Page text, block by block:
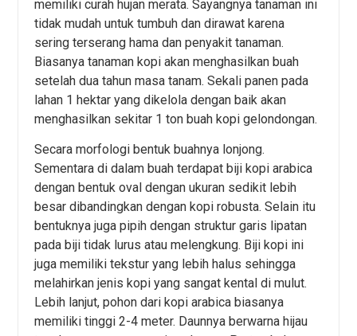
memiliki curah hujan merata. Sayangnya tanaman ini
tidak mudah untuk tumbuh dan dirawat karena
sering terserang hama dan penyakit tanaman.
Biasanya tanaman kopi akan menghasilkan buah
setelah dua tahun masa tanam. Sekali panen pada
lahan 1 hektar yang dikelola dengan baik akan
menghasilkan sekitar 1 ton buah kopi gelondongan.
Secara morfologi bentuk buahnya lonjong.
Sementara di dalam buah terdapat biji kopi arabica
dengan bentuk oval dengan ukuran sedikit lebih
besar dibandingkan dengan kopi robusta. Selain itu
bentuknya juga pipih dengan struktur garis lipatan
pada biji tidak lurus atau melengkung. Biji kopi ini
juga memiliki tekstur yang lebih halus sehingga
melahirkan jenis kopi yang sangat kental di mulut.
Lebih lanjut, pohon dari kopi arabica biasanya
memiliki tinggi 2-4 meter. Daunnya berwarna hijau